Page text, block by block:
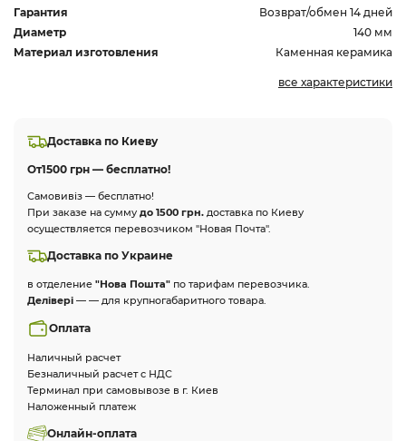
Гарантия
Возврат/обмен 14 дней
Диаметр
140 мм
Материал изготовления
Каменная керамика
все характеристики
Доставка по Киеву
От1500 грн — бесплатно!
Самовивіз — бесплатно!
При заказе на сумму до 1500 грн. доставка по Киеву
осуществляется перевозчиком "Новая Почта".
Доставка по Украине
в отделение "Нова Пошта" по тарифам перевозчика.
Делівері — — для крупногабаритного товара.
Оплата
Наличный расчет
Безналичный расчет с НДС
Терминал при самовывозе в г. Киев
Наложенный платеж
Онлайн-оплата